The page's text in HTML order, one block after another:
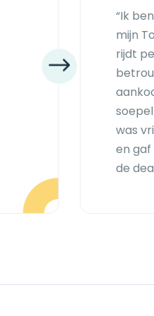
“Ik
mijn
rijdt
was
en
de